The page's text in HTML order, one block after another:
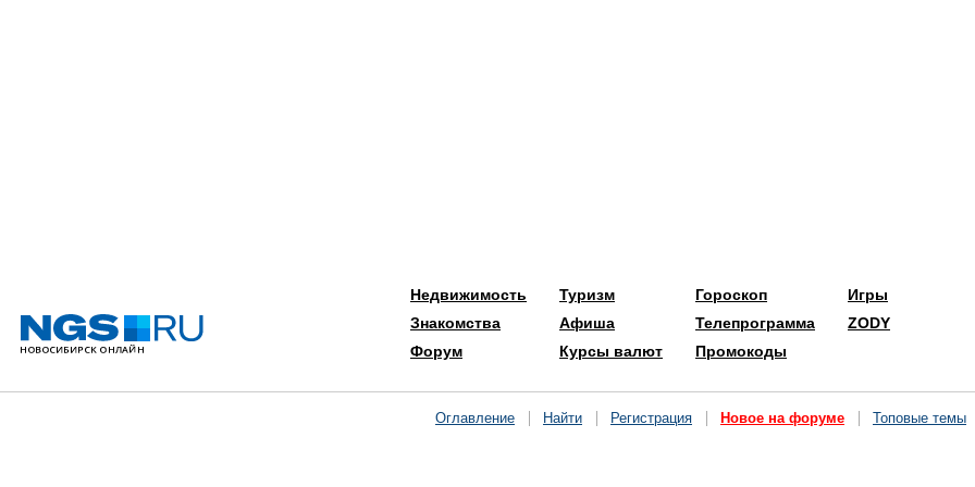
Недвижимость
Знакомства
Форум
Туризм
Афиша
Курсы валют
Гороскоп
Телепрограмма
Промокоды
Игры
ZODY
Оглавление Найти Регистрация Новое на форуме Топовые темы